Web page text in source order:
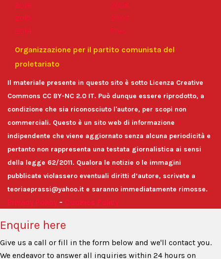
2016
2015
2014
2008
2007
Prec.
Organizzazione per il partito comunista del
proletariato
Il materiale presente in questo sito è sotto Licenza Creative
Commons CC BY-NC 2.0 IT. Può dunque essere riprodotto, a
condizione che sia riconosciuto l'autore, per scopi non
commerciali. Questo è un sito web di informazione
indipendente che viene aggiornato senza alcuna periodicità e
pertanto non rappresenta una testata giornalistica ai sensi
della legge 62/2011. Qualora le notizie o le immagini
pubblicate violassero eventuali diritti d’autore, scrivete a
teoriaeprassi@yahoo.it e saranno immediatamente rimosse.
Privacy Policy - Cookies Policy
Enquire here
Give us a call or fill in the form below and we'll contact you.
We endeavor to answer all inquiries within 24 hours on